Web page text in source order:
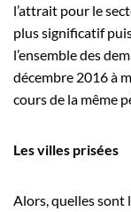
l’attrait pour le
plus significatif
l’ensemble des
décembre 2016 à
cours de la même
Les villes prisées
Alors, quelles sont